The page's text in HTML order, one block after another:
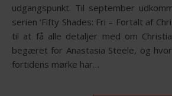
udgangspunkt. Til september
serien ‘Fifty Shades: Fri – Fortalt af
til at få alle detaljer med om
begæret for Anastasia Steele, og
fortidens mørke har…